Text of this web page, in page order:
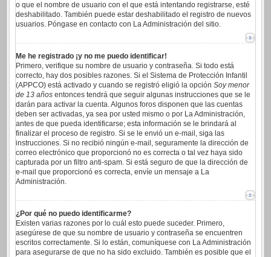
o que el nombre de usuario con el que está intentando registrarse, esté
deshabilitado. También puede estar deshabilitado el registro de nuevos
usuarios. Póngase en contacto con La Administración del sitio.
Me he registrado ¡y no me puedo identificar!
Primero, verifique su nombre de usuario y contraseña. Si todo está
correcto, hay dos posibles razones. Si el Sistema de Protección Infantil
(APPCO) está activado y cuando se registró eligió la opción Soy menor
de 13 años entonces tendrá que seguir algunas instrucciones que se le
darán para activar la cuenta. Algunos foros disponen que las cuentas
deben ser activadas, ya sea por usted mismo o por La Administración,
antes de que pueda identificarse; esta información se le brindará al
finalizar el proceso de registro. Si se le envió un e-mail, siga las
instrucciones. Si no recibió ningún e-mail, seguramente la dirección de
correo electrónico que proporcionó no es correcta o tal vez haya sido
capturada por un filtro anti-spam. Si está seguro de que la dirección de
e-mail que proporcionó es correcta, envíe un mensaje a La
Administración.
¿Por qué no puedo identificarme?
Existen varias razones por lo cuál esto puede suceder. Primero,
asegúrese de que su nombre de usuario y contraseña se encuentren
escritos correctamente. Si lo están, comuníquese con La Administración
para asegurarse de que no ha sido excluido. También es posible que el